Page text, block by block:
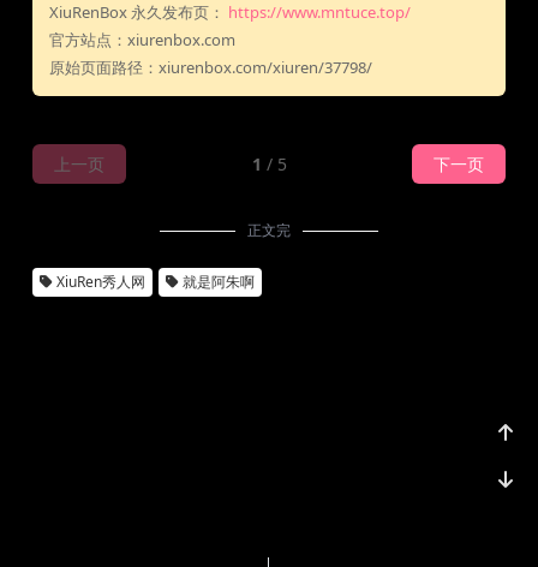
XiuRenBox 永久发布页： https://www.mntuce.top/
官方站点：xiurenbox.com
原始页面路径：xiurenbox.com/xiuren/37798/
上一页 1 / 5 下一页
正文完
XiuRen秀人网 就是阿朱啊